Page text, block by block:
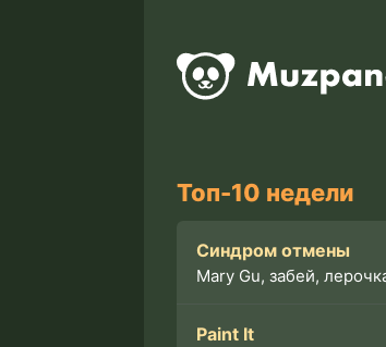
Топ-10 недели
Синдром отмены
Mary Gu, забей,
Paint It